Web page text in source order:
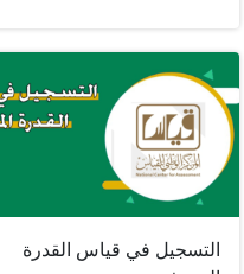
التسجيل في قياس القدرة